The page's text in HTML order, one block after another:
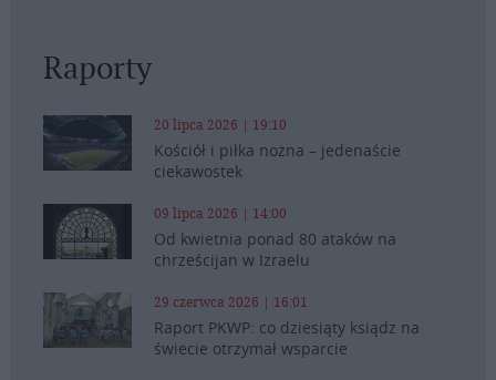
Raporty
20 lipca 2026 | 19:10
Kościół i piłka nożna – jedenaście
ciekawostek
09 lipca 2026 | 14:00
Od kwietnia ponad 80 ataków na
chrześcijan w Izraelu
29 czerwca 2026 | 16:01
Raport PKWP: co dziesiąty ksiądz na
świecie otrzymał wsparcie